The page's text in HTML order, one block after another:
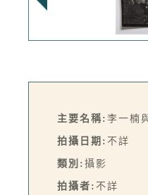
主要名稱: 李一楠
拍攝日期: 不詳
類別: 攝影
拍攝者: 不詳